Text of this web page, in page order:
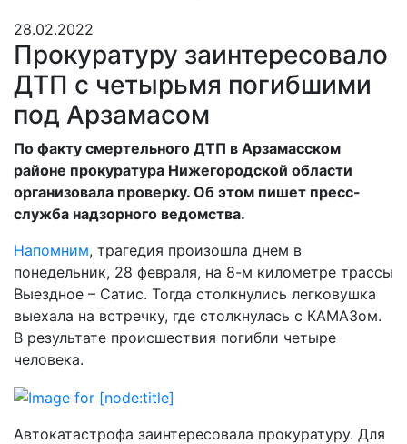
28.02.2022
Прокуратуру заинтересовало
ДТП с четырьмя погибшими
под Арзамасом
По факту смертельного ДТП в Арзамасском
районе прокуратура Нижегородской области
организовала проверку. Об этом пишет пресс-
служба надзорного ведомства.
Напомним, трагедия произошла днем в
понедельник, 28 февраля, на 8-м километре трассы
Выездное – Сатис. Тогда столкнулись легковушка
выехала на встречку, где столкнулась с КАМАЗом.
В результате происшествия погибли четыре
человека.
Автокатастрофа заинтересовала прокуратуру. Для